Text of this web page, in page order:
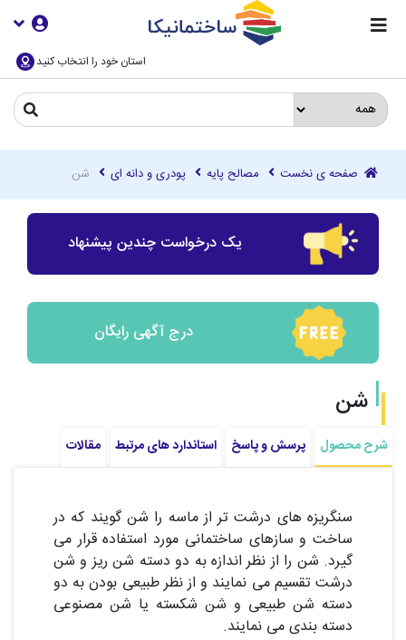
استان خود را انتخاب کنید
صفحه ی نخست مصالح پایه پودری و دانه ای شن
یک درخواست چندین پیشنهاد
درج آگهی رایگان
شن
شرح محصول پرسش و پاسخ استاندارد های مرتبط مقالات
سنگریزه های درشت تر از ماسه را شن گویند که در
ساخت و سازهای ساختمانی مورد استفاده قرار می
گیرد. شن را از نظر اندازه به دو دسته شن ریز و شن
درشت تقسیم می نمایند و از نظر طبیعی بودن به دو
دسته شن طبیعی و شن شکسته یا شن مصنوعی
دسته بندی می نمایند.